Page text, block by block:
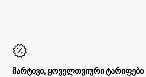
მარტივი, ყოველთვიური ტარიფები